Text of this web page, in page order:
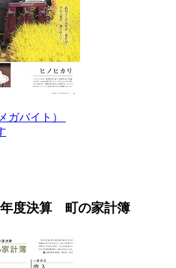
ガバイト）
度決算 町の家計簿